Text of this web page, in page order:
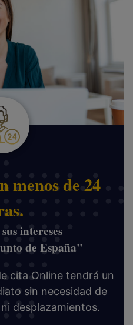
menos de 24
intereses
de España"
cita Online tendrá un
sin necesidad de
desplazamientos.